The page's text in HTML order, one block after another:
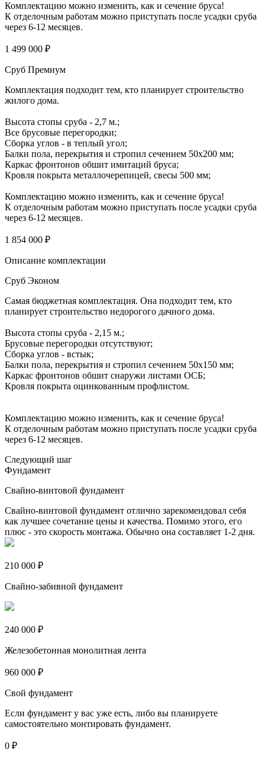
Комплектацию можно изменить, как и сечение бруса!
К отделочным работам можно приступать после усадки сруба
через 6-12 месяцев.
1 499 000 ₽
Сруб Премиум
Комплектация подходит тем, кто планирует строительство
жилого дома.
Высота стопы сруба - 2,7 м.;
Все брусовые перегородки;
Сборка углов - в теплый угол;
Балки пола, перекрытия и стропил сечением 50х200 мм;
Каркас фронтонов обшит имитаций бруса;
Кровля покрыта металлочерепицей, свесы 500 мм;
Комплектацию можно изменить, как и сечение бруса!
К отделочным работам можно приступать после усадки сруба
через 6-12 месяцев.
1 854 000 ₽
Описание комплектации
Сруб Эконом
Самая бюджетная комплектация. Она подходит тем, кто
планирует строительство недорогого дачного дома.
Высота стопы сруба - 2,15 м.;
Брусовые перегородки отсутствуют;
Сборка углов - встык;
Балки пола, перекрытия и стропил сечением 50х150 мм;
Каркас фронтонов обшит снаружи листами ОСБ;
Кровля покрыта оцинкованным профлистом.
Комплектацию можно изменить, как и сечение бруса!
К отделочным работам можно приступать после усадки сруба
через 6-12 месяцев.
Следующий шаг
Фундамент
Свайно-винтовой фундамент
Свайно-винтовой фундамент отлично зарекомендовал себя
как лучшее сочетание цены и качества. Помимо этого, его
плюс - это скорость монтажа. Обычно она составляет 1-2 дня.
210 000 ₽
Свайно-забивной фундамент
240 000 ₽
Железобетонная монолитная лента
960 000 ₽
Свой фундамент
Если фундамент у вас уже есть, либо вы планируете
самостоятельно монтировать фундамент.
0 ₽